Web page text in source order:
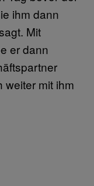
ihm dann
Mit
er dann
weiter mit ihm